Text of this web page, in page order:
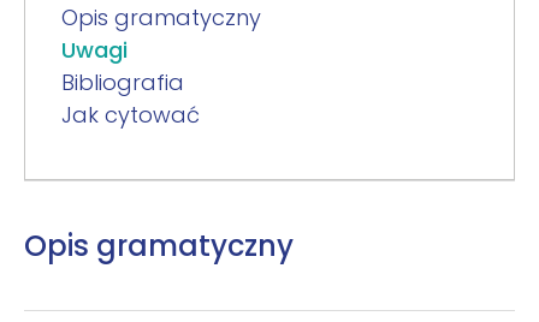
Opis gramatyczny
Uwagi
Bibliografia
Jak cytować
Opis gramatyczny